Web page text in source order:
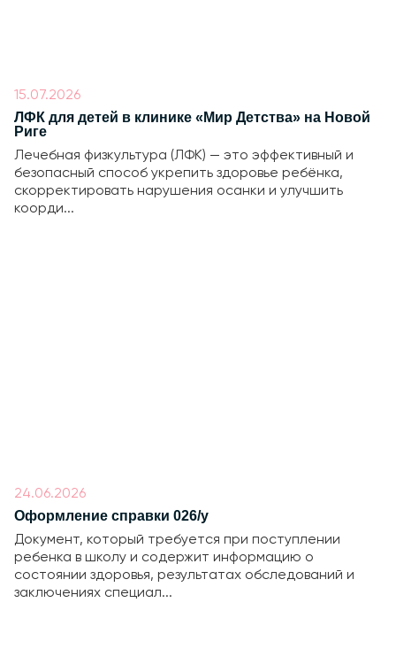
15.07.2026
ЛФК для детей в клинике «Мир Детства» на Новой
Риге
Лечебная физкультура (ЛФК) — это эффективный и
безопасный способ укрепить здоровье ребёнка,
скорректировать нарушения осанки и улучшить
коорди...
24.06.2026
Оформление справки 026/у
Документ, который требуется при поступлении
ребенка в школу и содержит информацию о
состоянии здоровья, результатах обследований и
заключениях специал...